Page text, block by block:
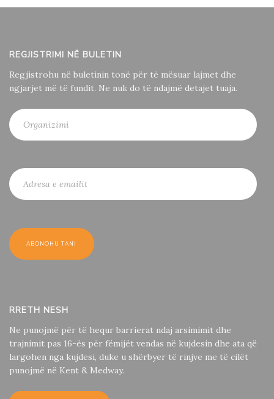
REGJISTRIMI NË BULETIN
Regjistrohu në buletinin tonë për të mësuar lajmet dhe
ngjarjet më të fundit. Ne nuk do të ndajmë detajet tuaja.
RRETH NESH
Ne punojmë për të hequr barrierat ndaj arsimimit dhe
trajnimit pas 16-ës për fëmijët vendas në kujdesin dhe ata që
largohen nga kujdesi, duke u shërbyer të rinjve me të cilët
punojmë në Kent & Medway.